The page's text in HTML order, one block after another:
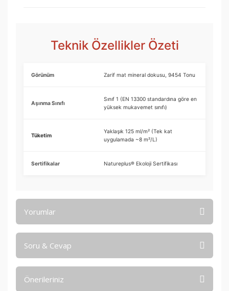
Teknik Özellikler Özeti
Görünüm Zarif mat mineral dokusu, 9454 Tonu
Aşınma Sınıfı
Sınıf 1 (EN 13300 standardına göre en
yüksek mukavemet sınıfı)
Tüketim
Yaklaşık 125 ml/m² (Tek kat
uygulamada ~8 m²/L)
Sertifikalar Natureplus® Ekoloji Sertifikası
Yorumlar
Soru & Cevap
Önerileriniz